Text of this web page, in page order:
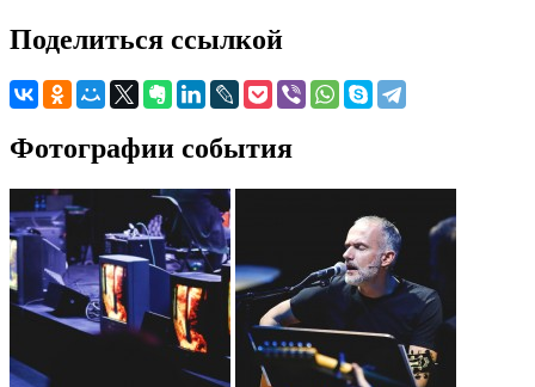
Поделиться ссылкой
Фотографии события